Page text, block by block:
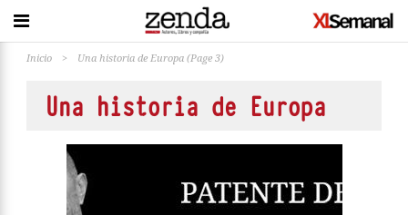
Inicio > Una historia de Europa (Page 3)
Una historia de Europa